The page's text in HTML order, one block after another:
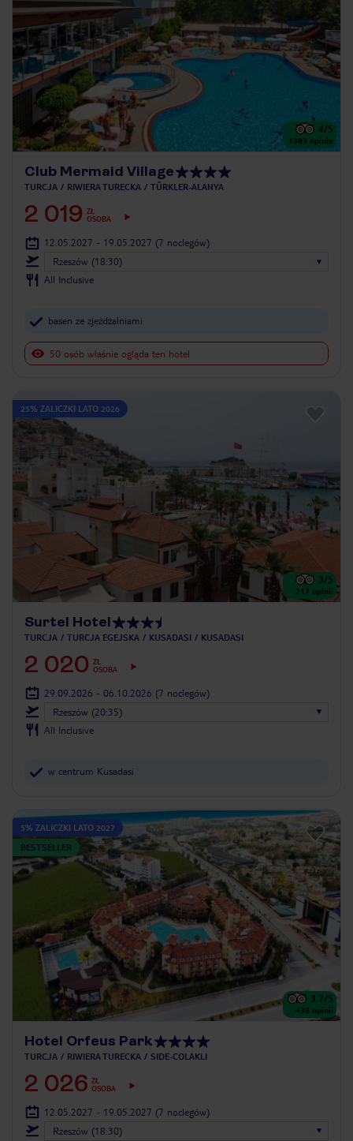
4/5
1383 opinie
Club Mermaid Village
TURCJA RIWIERA TURECKA TÜRKLER-ALANYA
2 019 ZŁ
OSOBA
12.05.2027 - 19.05.2027 (7 noclegów)
Rzeszów (18:30)
All Inclusive
basen ze zjeżdżalniami
50 osób właśnie ogląda ten hotel
25% ZALICZKI LATO 2026
3/5
217 opinii
Surtel Hotel
TURCJA TURCJA EGEJSKA KUSADASI KUSADASI
2 020 ZŁ
OSOBA
29.09.2026 - 06.10.2026 (7 noclegów)
Rzeszów (20:35)
All Inclusive
w centrum Kusadasi
5% ZALICZKI LATO 2027
BESTSELLER
3.7/5
438 opinii
Hotel Orfeus Park
TURCJA RIWIERA TURECKA SIDE-COLAKLI
2 026 ZŁ
OSOBA
12.05.2027 - 19.05.2027 (7 noclegów)
Rzeszów (18:30)